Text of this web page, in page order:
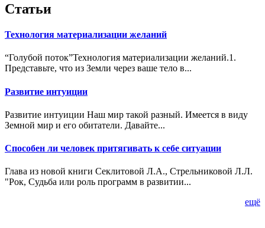
Статьи
Технология материализации желаний
“Голубой поток”Технология материализации желаний.1.
Представьте, что из Земли через ваше тело в...
Развитие интуиции
Развитие интуиции Наш мир такой разный. Имеется в виду
Земной мир и его обитатели. Давайте...
Способен ли человек притягивать к себе ситуации
Глава из новой книги Секлитовой Л.А., Стрельниковой Л.Л.
"Рок, Судьба или роль программ в развитии...
ещё